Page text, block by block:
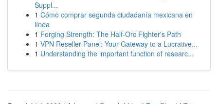
Suppl...
1 Cómo comprar segunda ciudadanía mexicana en
línea
1 Forging Strength: The Half-Orc Fighter's Path
1 VPN Reseller Panel: Your Gateway to a Lucrative...
1 Understanding the important function of researc...